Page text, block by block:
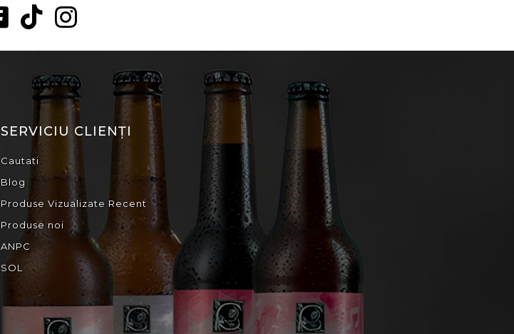
SERVICIU CLIENȚI
Cautati
Blog
Produse Vizualizate Recent
Produse noi
ANPC
SOL